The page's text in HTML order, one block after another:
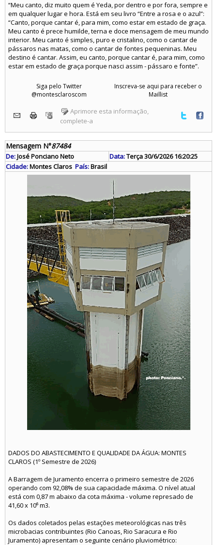
“Meu canto, diz muito quem é Yeda, por dentro e por fora, sempre e
em qualquer lugar e hora. Está em seu livro “Entre a rosa e o azul”:
“Canto, porque cantar é, para mim, como estar em estado de graça.
Meu canto é prece humilde, terna e doce mensagem de meu mundo
interior. Meu canto é simples, puro e cristalino, como o cantar de
pássaros nas matas, como o cantar de fontes pequeninas. Meu
destino é cantar. Assim, eu canto, porque cantar é, para mim, como
estar em estado de graça porque nasci assim - pássaro e fonte”.
Siga pelo Twitter
@montesclaroscom
Inscreva-se aqui para receber o
Maillist
Aprimore esta informação,
complete-a
Mensagem N°87484
De:José Ponciano Neto Data:Terça 30/6/2026 16:20:25
Cidade:Montes Claros País:Brasil
DADOS DO ABASTECIMENTO E QUALIDADE DA ÁGUA: MONTES
CLAROS (1º Semestre de 2026)
A Barragem de Juramento encerra o primeiro semestre de 2026
operando com 92,08% de sua capacidade máxima. O nível atual
está com 0,87 m abaixo da cota máxima - volume represado de
41,60 x 10⁶ m3.
Os dados coletados pelas estações meteorológicas nas três
microbacias contribuintes (Rio Canoas, Rio Saracura e Rio
Juramento) apresentam o seguinte cenário pluviométrico: